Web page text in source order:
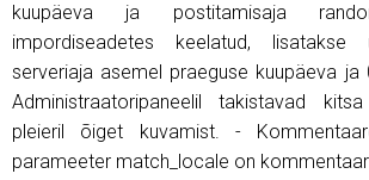
kuupäeva ja postitamisaja
impordiseadetes keelatud, lisatakse
serveriaja asemel praeguse kuupäeva ja
Administraatoripaneelil takistavad
pleieril õiget kuvamist. -
parameeter match_locale on